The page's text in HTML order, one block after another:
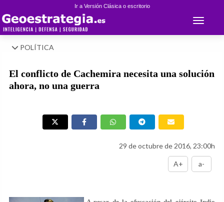
Ir a Versión Clásica o escritorio
Toggle
POLÍTICA
El conflicto de Cachemira necesita una solución
ahora, no una guerra
29 de octubre de 2016, 23:00h
A+ a-